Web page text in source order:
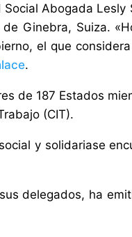
Abogada Lesly
Ginebra, Suiza.
el que
.
de 187 Estados
(CIT).
y solidariase
delegados, ha